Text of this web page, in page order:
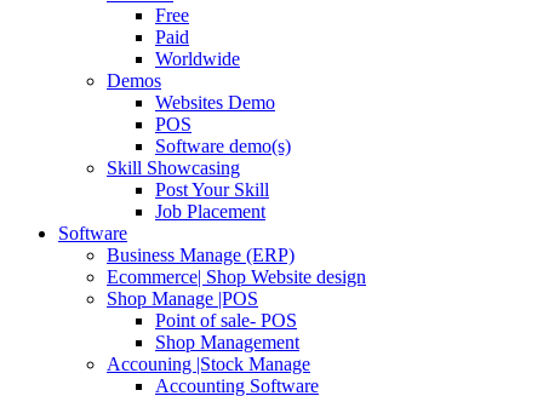
Free
Paid
Worldwide
Demos
Websites Demo
POS
Software demo(s)
Skill Showcasing
Post Your Skill
Job Placement
Software
Business Manage (ERP)
Ecommerce| Shop Website design
Shop Manage |POS
Point of sale- POS
Shop Management
Accouning |Stock Manage
Accounting Software